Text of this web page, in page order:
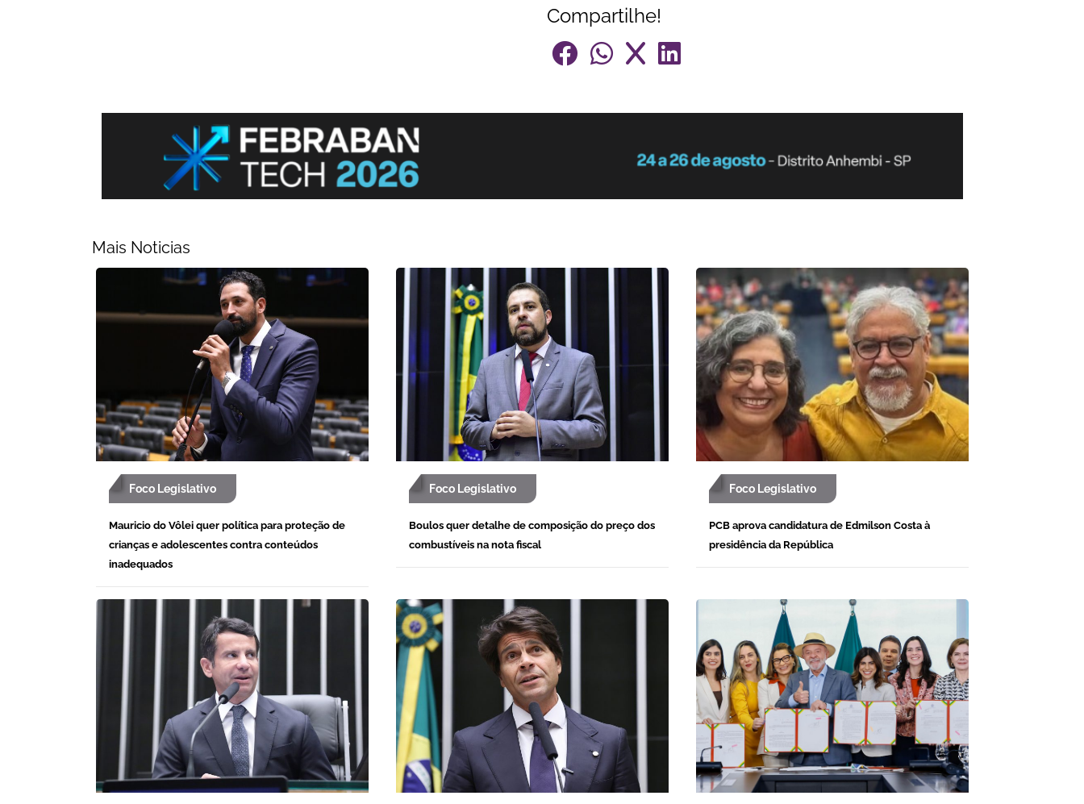
Compartilhe!
Mais Noticias
Foco Legislativo
Mauricio do Vôlei quer política para proteção de
crianças e adolescentes contra conteúdos
inadequados
Foco Legislativo
Boulos quer detalhe de composição do preço dos
combustíveis na nota fiscal
Foco Legislativo
PCB aprova candidatura de Edmilson Costa à
presidência da República